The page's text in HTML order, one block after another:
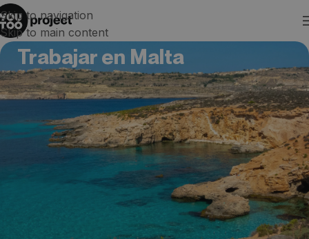
Skip to navigation
Skip to main content
Trabajar en Malta